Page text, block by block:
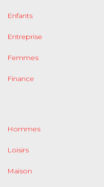
Enfants
Entreprise
Femmes
Finance
Hommes
Loisirs
Maison